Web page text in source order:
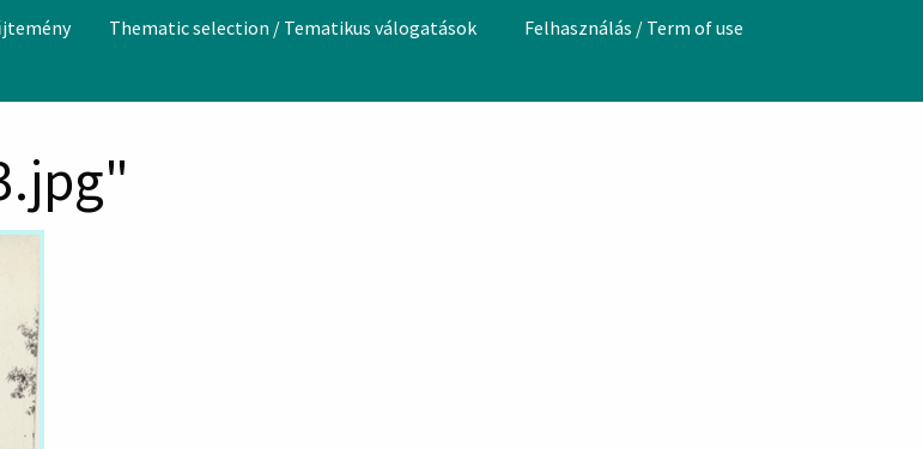
Thematic selection / Tematikus válogatások
Felhasználás / Term of use